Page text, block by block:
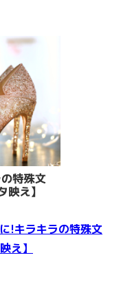
!キラキラの特殊文
え】